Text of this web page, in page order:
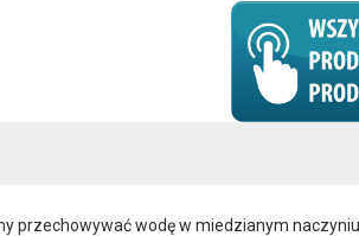
przechowywać wodę w miedzianym